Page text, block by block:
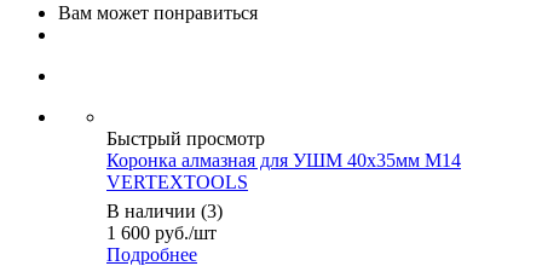
Вам может понравиться
Быстрый просмотр
Коронка алмазная для УШМ 40х35мм М14
VERTEXTOOLS
В наличии (3)
1 600 руб./шт
Подробнее